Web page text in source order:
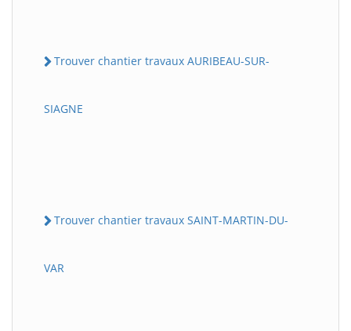
Trouver chantier travaux AURIBEAU-SUR-
SIAGNE
Trouver chantier travaux SAINT-MARTIN-DU-
VAR